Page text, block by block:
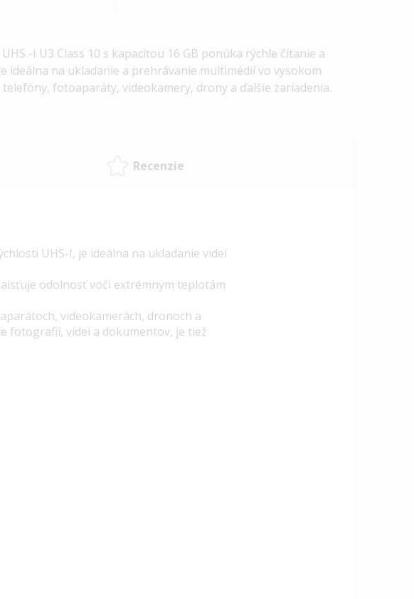
UHS -I U3 Class 10 s kapacitou 16 GB ponúka rýchle čítanie a
ideálna na ukladanie a prehrávanie multimédií vo vysokom
telefóny, fotoaparáty, videokamery, drony a ďalšie zariadenia.
Recenzie
UHS-I, je ideálna na ukladanie videí
odolnosť voči extrémnym teplotám
videokamerách, dronoch a
fotografií, videí a dokumentov, je tiež